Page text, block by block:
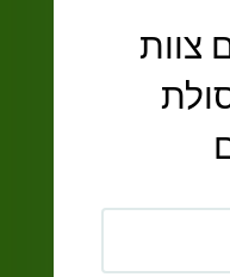
צוות